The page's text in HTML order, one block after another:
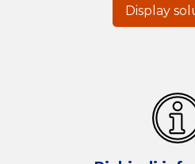
Display